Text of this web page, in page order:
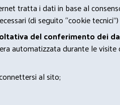
tratta i dati in base al
(di seguito “cookie
del conferimento dei
automatizzata durante le
al sito;